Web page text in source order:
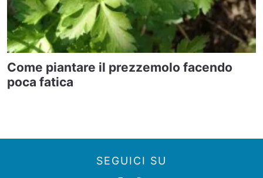
Come piantare il prezzemolo facendo
poca fatica
SEGUICI SU